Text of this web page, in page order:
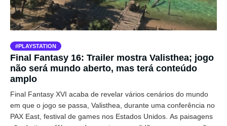
PLAYSTATION
Final Fantasy 16: Trailer mostra Valisthea; jogo
não será mundo aberto, mas terá conteúdo
amplo
Final Fantasy XVI acaba de revelar vários cenários do mundo
em que o jogo se passa, Valisthea, durante uma conferência no
PAX East, festival de games nos Estados Unidos. As paisagens